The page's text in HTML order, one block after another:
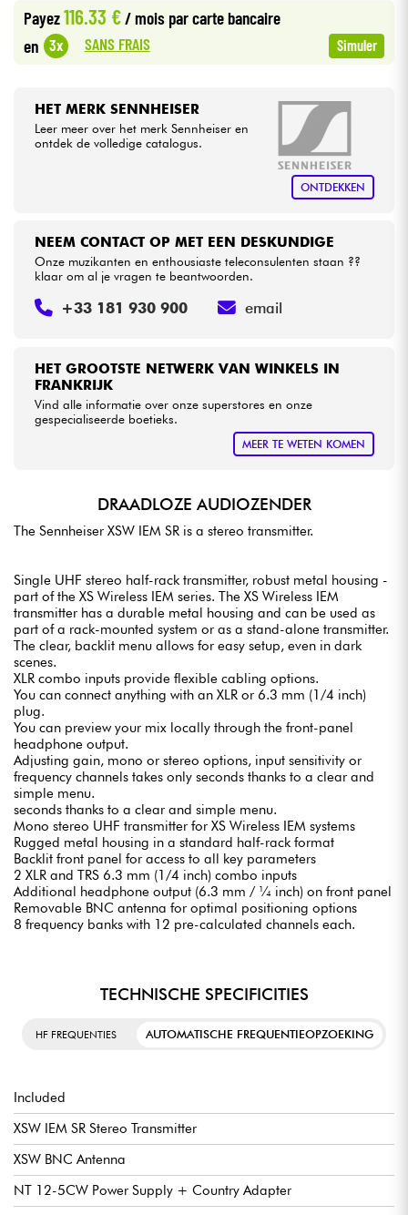
Kabels & toebehoren
Sets
Payez116.33 €/ mois par carte bancaire
en 3x SANS FRAIS Simuler
HET MERK SENNHEISER
Leer meer over het merk Sennheiser en
ontdek de volledige catalogus.
ONTDEKKEN
HET GROOTSTE NETWERK VAN WINKELS IN
FRANKRIJK
Vind alle informatie over onze superstores en onze
gespecialiseerde boetieks.
MEER TE WETEN KOMEN
NEEM CONTACT OP MET EEN DESKUNDIGE
Onze muzikanten en enthousiaste teleconsulenten staan ??
klaar om al je vragen te beantwoorden.
+33 181 930 900 email
DRAADLOZE AUDIOZENDER
The Sennheiser XSW IEM SR is a stereo transmitter.
Single UHF stereo half-rack transmitter, robust metal housing -
part of the XS Wireless IEM series. The XS Wireless IEM
transmitter has a durable metal housing and can be used as
part of a rack-mounted system or as a stand-alone transmitter.
The clear, backlit menu allows for easy setup, even in dark
scenes.
XLR combo inputs provide flexible cabling options.
You can connect anything with an XLR or 6.3 mm (1/4 inch)
plug.
You can preview your mix locally through the front-panel
headphone output.
Adjusting gain, mono or stereo options, input sensitivity or
frequency channels takes only seconds thanks to a clear and
simple menu.
seconds thanks to a clear and simple menu.
Mono stereo UHF transmitter for XS Wireless IEM systems
Rugged metal housing in a standard half-rack format
Backlit front panel for access to all key parameters
2 XLR and TRS 6.3 mm (1/4 inch) combo inputs
Additional headphone output (6.3 mm / ¼ inch) on front panel
Removable BNC antenna for optimal positioning options
8 frequency banks with 12 pre-calculated channels each.
TECHNISCHE SPECIFICITIES
HF FREQUENTIES AUTOMATISCHE FREQUENTIEOPZOEKING
Included
XSW IEM SR Stereo Transmitter
XSW BNC Antenna
NT 12-5CW Power Supply + Country Adapter